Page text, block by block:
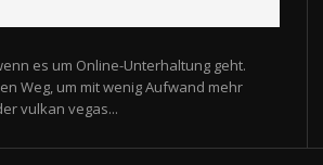
es um Online-Unterhaltung geht.
Weg, um mit wenig Aufwand mehr
vulkan vegas...